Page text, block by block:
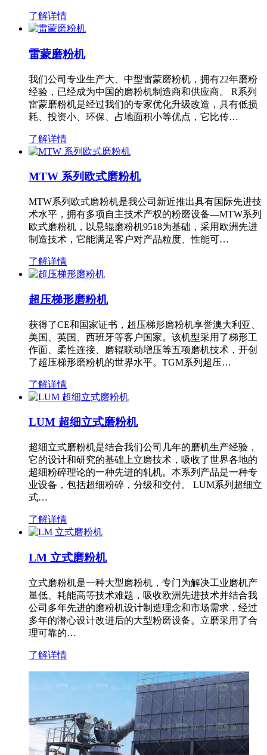
了解详情
雷蒙磨粉机
我们公司专业生产大、中型雷蒙磨粉机，拥有22年磨粉
经验，已经成为中国的磨粉机制造商和供应商。 R系列
雷蒙磨粉机是经过我们的专家优化升级改造，具有低损
耗、投资小、环保、占地面积小等优点，它比传…
了解详情
MTW 系列欧式磨粉机
MTW系列欧式磨粉机是我公司新近推出具有国际先进技
术水平，拥有多项自主技术产权的粉磨设备—MTW系列
欧式磨粉机，以悬辊磨粉机9518为基础，采用欧洲先进
制造技术，它能满足客户对产品粒度、性能可…
了解详情
超压梯形磨粉机
获得了CE和国家证书，超压梯形磨粉机享誉澳大利亚、
美国、英国、西班牙等客户国家。该机型采用了梯形工
作面、柔性连接、磨辊联动增压等五项磨机技术，开创
了超压梯形磨粉机的世界水平。TGM系列超压…
了解详情
LUM 超细立式磨粉机
超细立式磨粉机是结合我们公司几年的磨机生产经验，
它的设计和研究的基础上立磨技术，吸收了世界各地的
超细粉碎理论的一种先进的轧机。本系列产品是一种专
业设备，包括超细粉碎，分级和交付。 LUM系列超细立
式…
了解详情
LM 立式磨粉机
立式磨粉机是一种大型磨粉机，专门为解决工业磨机产
量低、耗能高等技术难题，吸收欧洲先进技术并结合我
公司多年先进的磨粉机设计制造理念和市场需求，经过
多年的潜心设计改进后的大型粉磨设备。立磨采用了合
理可靠的…
了解详情